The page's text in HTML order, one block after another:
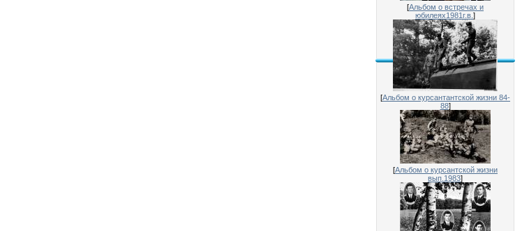
[Альбом о встречах и
юбилеях1981г.в. ]
[Альбом о курсантантской жизни 84-
88]
[Альбом о курсантской жизни
вып.1983]